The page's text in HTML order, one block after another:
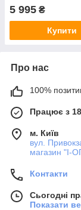
5 995 ₴
Купити
Про нас
100%
Працює з
м. Київ
вул.
магазин "I-
Контакти
Сьогодні
Показати